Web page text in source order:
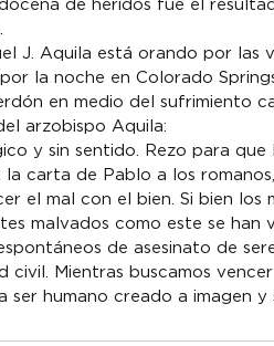
de heridos fue el
J. Aquila está orando por
la noche en Colorado
en medio del sufrimiento
arzobispo Aquila:
y sin sentido. Rezo para
carta de Pablo a los
el mal con el bien. Si bien los
malvados como este se han
de asesinato de
civil. Mientras buscamos
humano creado a imagen y